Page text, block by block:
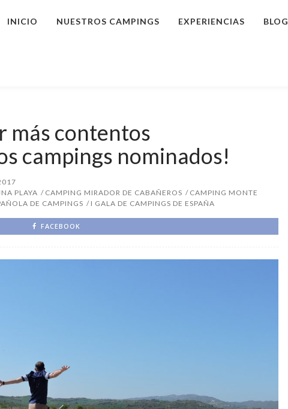
INICIO NUESTROS CAMPINGS EXPERIENCIAS BLOG
más contentos
campings nominados!
PLAYA CAMPING MIRADOR DE CABAÑEROS
CAMPING MONTE
DE CAMPINGS I GALA DE CAMPINGS DE ESPAÑA
FACEBOOK